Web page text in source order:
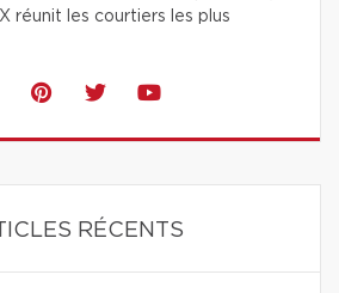
réunit les courtiers les plus
RÉCENTS